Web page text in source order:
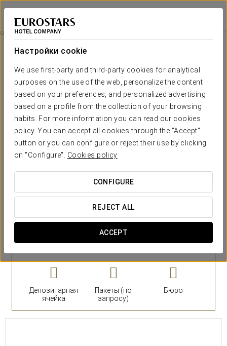
Настройки cookie
We use first-party and third-party cookies for analytical
purposes on the use of the web, personalize the content
based on your preferences, and personalized advertising
based on a profile from the collection of your browsing
habits. For more information you can read our cookies
policy. You can accept all cookies through the "Accept"
button or you can configure or reject their use by clicking
on "Configure". Cookies policy
CONFIGURE
REJECT ALL
ACCEPT
Eurostars Montgomery
БРЮССЕЛЬ
Номера
Необходимые вам комфорт и
отдых
В отелеHotel Eurostars Montgomeryимеется 63 номера,
оснащенные современной, высококачественной мебелью.
Все номера очень элегантны, оформлены с большим
вкусом. Удобства номеров отличаются высоким качеством
и использованием современных технологий, включая
предметы гигиены и меню подушек.
ОСНОВНЫЕ УСЛУГИ
Депозитарная
ячейка
Пакеты (по
запросу)
Бюро